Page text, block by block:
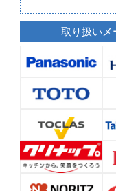
取り扱いメ